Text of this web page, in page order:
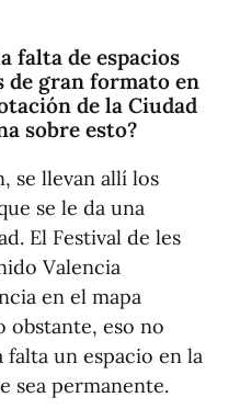
falta de espacios
de gran formato en
de la Ciudad
sobre esto?
se llevan allí los
se le da una
El Festival de les
Valencia
en el mapa
obstante, eso no
un espacio en la
sea permanente.